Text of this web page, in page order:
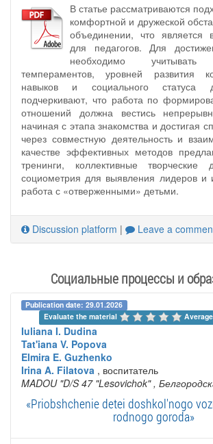
В статье рассматриваются
комфортной и дружеской
объединении, что является
для педагогов. Для
необходимо учитывать
темпераментов, уровней развития
навыков и социального статуса
подчеркивают, что работа по
отношений должна вестись
начиная с этапа знакомства и достигая
через совместную деятельность и
качестве эффективных методов
тренинги, коллективные
социометрия для выявления лидеров и
работа с «отверженными» детьми.
Discussion platform | Leave a
Социальные процессы и
Publication date: 29.01.2026
Evaluate the material
Iuliana I. Dudina
Tat'iana V. Popova
Elmira E. Guzhenko
Irina A. Filatova , воспитатель
MADOU "D/S 47 "Lesovichok" ,
«Priobshchenie detei doshkol'nogo
rodnogo goroda»